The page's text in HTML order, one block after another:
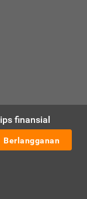
finansial
Berlangganan